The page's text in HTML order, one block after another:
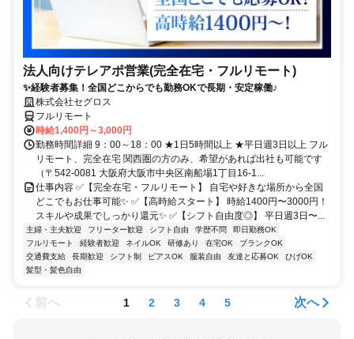
法人向けテレアポ営業(完全在宅・フルリモート)
✨経験者募集！全国どこからでも勤務OKで長期・安定稼働♪
株式会社セグロス
フルリモート
時給1,400円～3,000円
勤務時間詳細 9：00～18：00 ★1日5時間以上 ★平日週3日以上 フル
リモート、完全在宅 関西圏の方のみ、希望があれば出社も可能です
（〒542-0081 大阪府大阪市中央区南船場1丁目16-1...
仕事内容 ✅【完全在宅・フルリモート】 自宅や好きな場所から全国
どこでもお仕事可能✨ ✅【高時給スタート】 時給1400円〜3000円！
スキルや成果でしっかり還元✨ ✅【シフト自由度◎】 平日週3日〜...
主婦・主夫歓迎 フリーター歓迎 シフト自由 学歴不問
即日勤務OK
フルリモート
経験者歓迎 ネイルOK 研修あり 在宅OK
ブランクOK
交通費支給
長期歓迎 シフト制 ピアスOK 服装自由 友達と応募OK
ひげOK
髪型・髪色自由
前へ 1 2 3 4 5 次へ